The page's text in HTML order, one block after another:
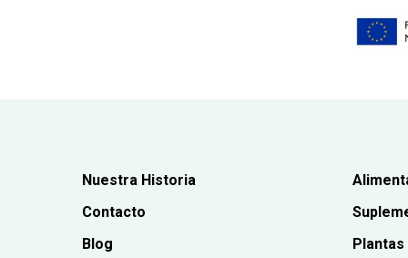
Nuestra Historia
Contacto
Blog